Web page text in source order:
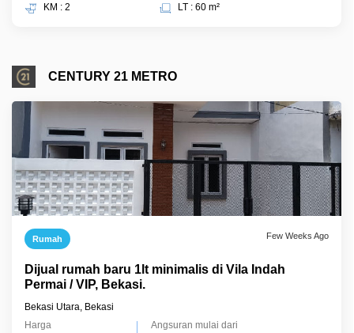
KM : 2
LT : 60 m²
CENTURY 21 METRO
Rumah Few Weeks Ago
Dijual rumah baru 1lt minimalis di Vila Indah
Permai / VIP, Bekasi.
Bekasi Utara, Bekasi
Harga
Angsuran mulai dari